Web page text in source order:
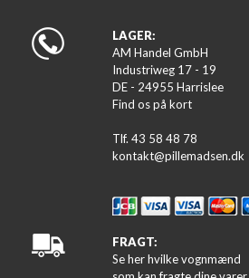
LAGER:
AM Handel GmbH
Industriweg 17 - 19
DE - 24955 Harrislee
Find os på kort
Tlf. 43 58 48 78
kontakt@pillemadsen.dk
FRAGT:
Se her hvilke vognmænd